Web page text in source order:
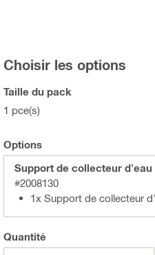
Choisir les options
Taille du pack
1 pce(s)
Options
Support de collecteur d'eau
#2008130
1x Support de collecteur
Quantité